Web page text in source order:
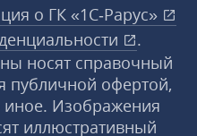
о ГК «1С‑Рарус»
.
носят справочный
публичной офертой,
иное. Изображения
иллюстративный